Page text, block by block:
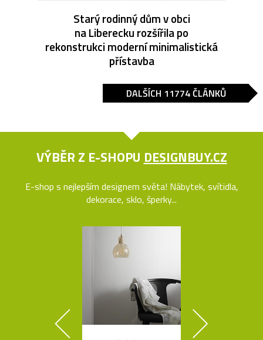
Starý rodinný dům v obci
na Liberecku rozšířila po
rekonstrukci moderní minimalistická
přístavba
DALŠÍCH 11774 ČLÁNKŮ
VÝBĚR Z E-SHOPU DESIGNBUY.CZ
E-shop s nejlepším designem světa! Nábytek, svítidla,
dekorace, sklo, šperky...